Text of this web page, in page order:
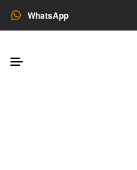
WhatsApp